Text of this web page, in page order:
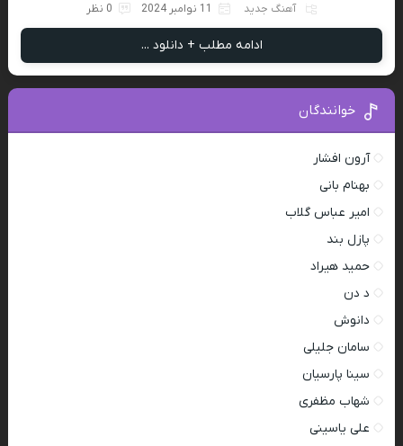
آهنگ جدید 11 نوامبر 2024 0 نظر
ادامه مطلب + دانلود ...
خوانندگان
آرون افشار
بهنام بانی
امیر عباس گلاب
پازل بند
حمید هیراد
د دن
دانوش
سامان جلیلی
سینا پارسیان
شهاب مظفری
علی یاسینی